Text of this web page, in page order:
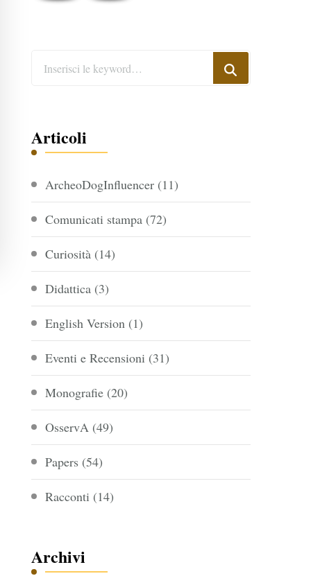
Articoli
ArcheoDogInfluencer (11)
Comunicati stampa (72)
Curiosità (14)
Didattica (3)
English Version (1)
Eventi e Recensioni (31)
Monografie (20)
OsservA (49)
Papers (54)
Racconti (14)
Archivi